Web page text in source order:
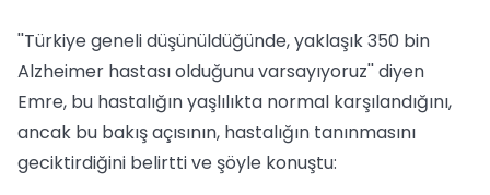
''Türkiye geneli düşünüldüğünde, yaklaşık 350 bin
Alzheimer hastası olduğunu varsayıyoruz'' diyen
Emre, bu hastalığın yaşlılıkta normal karşılandığını,
ancak bu bakış açısının, hastalığın tanınmasını
geciktirdiğini belirtti ve şöyle konuştu: